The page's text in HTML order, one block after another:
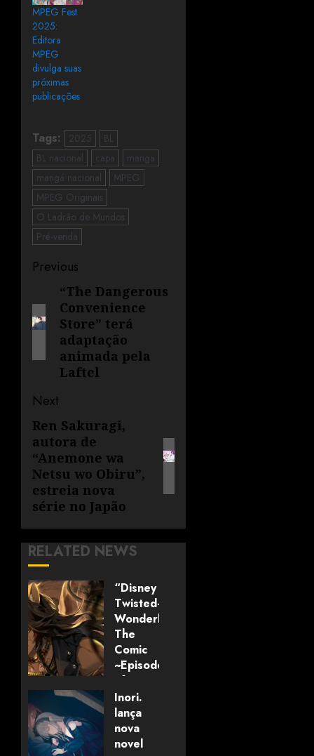
MPEG Fest
2025:
Editora
MPEG
divulga suas
próximas
publicações
Tags: 2025
BL
BL nacional
capa
manga
mangá nacional
MPEG
MPEG Originais
O Ladrão de Mundos
Pré-venda
Previous
“The Dangerous
Convenience
Store” terá
adaptação
animada pela
Laftel
Next
Ren Sakuragi,
autora de
“Anemone wa
Netsu wo Obiru”,
estreia nova
série no Japão
RELATED NEWS
“Disney
Twisted-
Wonderland:
The
Comic
~Episode
of
Savanaclaw~”
anunciado
pela
Universo
Inori.
lança
nova
novel